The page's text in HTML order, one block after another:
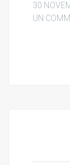
30
UN